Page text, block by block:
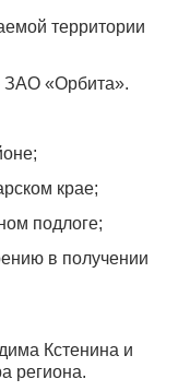
территории
ЗАО «Орбита».
крае;
подлоге;
в получении
Кстенина и
региона.